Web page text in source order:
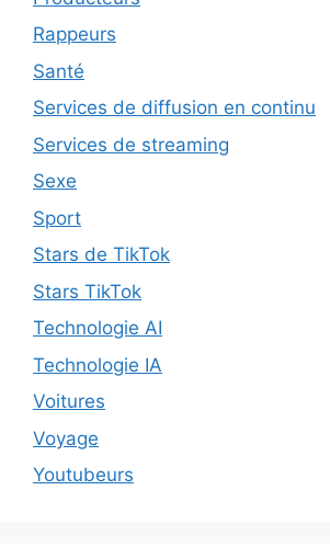
Rappeurs
Santé
Services de diffusion en continu
Services de streaming
Sexe
Sport
Stars de TikTok
Stars TikTok
Technologie AI
Technologie IA
Voitures
Voyage
Youtubeurs